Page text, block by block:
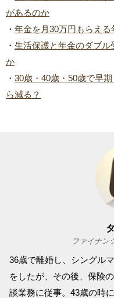
があるのか
・ 年金を月30万円もらえる
・ 生活保護と年金のダブ
か
・ 30歳・40歳・50歳で早
ら減る？
ファイナン
36歳で離婚し、シングル
をしたが、その後、保険
談業務に従事。43歳の時